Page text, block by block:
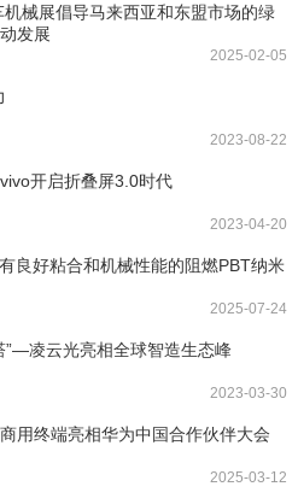
械展倡导马来西亚和东盟市场的绿
发展
2025-02-05
2023-08-22
开启折叠屏3.0时代
2023-04-20
良好粘合和机械性能的阻燃PBT纳米
2025-07-24
”—凌云光亮相全球智造生态峰
2023-03-30
用终端亮相华为中国合作伙伴大会
2025-03-12